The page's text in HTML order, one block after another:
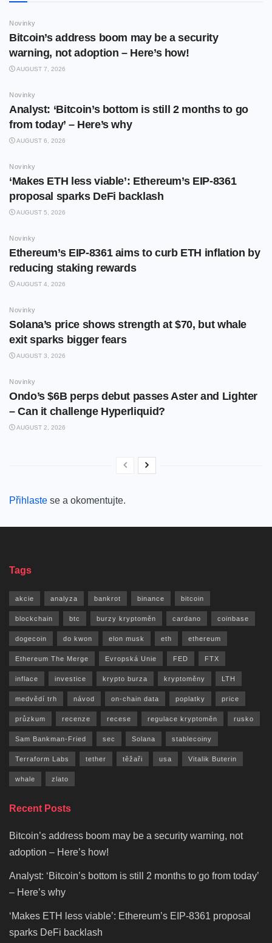
Novinky
Bitcoin’s address boom may be a security
warning, not adoption – Here’s how!
AUGUST 7, 2026
Novinky
Analyst: ‘Bitcoin’s bottom is still 2 months to go
from today’ – Here’s why
AUGUST 6, 2026
Novinky
‘Makes ETH less viable’: Ethereum’s EIP-8361
proposal sparks DeFi backlash
AUGUST 5, 2026
Novinky
Ethereum’s EIP-8361 aims to curb ETH inflation by
reducing staking rewards
AUGUST 4, 2026
Novinky
Solana’s price shows strength at $70, but whale
exit sparks bigger fears
AUGUST 3, 2026
Novinky
Ondo’s $6B perps debut passes Aster and Lighter
– Can it challenge Hyperliquid?
AUGUST 2, 2026
Přihlaste se a okomentujte.
Tags
akcie analyza bankrot binance bitcoin
blockchain btc burzy kryptoměn cardano coinbase
dogecoin do kwon elon musk eth ethereum
Ethereum The Merge Evropská Unie FED FTX
inflace investice krypto burza kryptoměny LTH
medvědí trh návod on-chain data poplatky price
průzkum recenze recese regulace kryptoměn rusko
Sam Bankman-Fried sec Solana stablecoiny
Terraform Labs tether těžaři usa Vitalik Buterin
whale zlato
Recent Posts
Bitcoin’s address boom may be a security warning, not
adoption – Here’s how!
Analyst: ‘Bitcoin’s bottom is still 2 months to go from today’
– Here’s why
‘Makes ETH less viable’: Ethereum’s EIP-8361 proposal
sparks DeFi backlash